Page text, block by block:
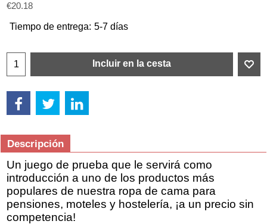
€20.18
Tiempo de entrega: 5-7 días
Incluir en la cesta
Descripción
Un juego de prueba que le servirá como
introducción a uno de los productos más
populares de nuestra ropa de cama para
pensiones, moteles y hostelería, ¡a un precio sin
competencia!